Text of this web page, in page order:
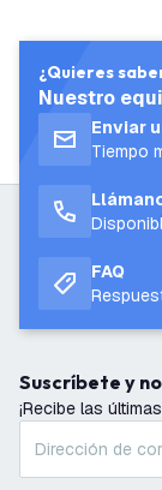
¿Quieres
Nuestro
Enviar
Tiempo
FAQ
Suscríbete y
¡Recibe las